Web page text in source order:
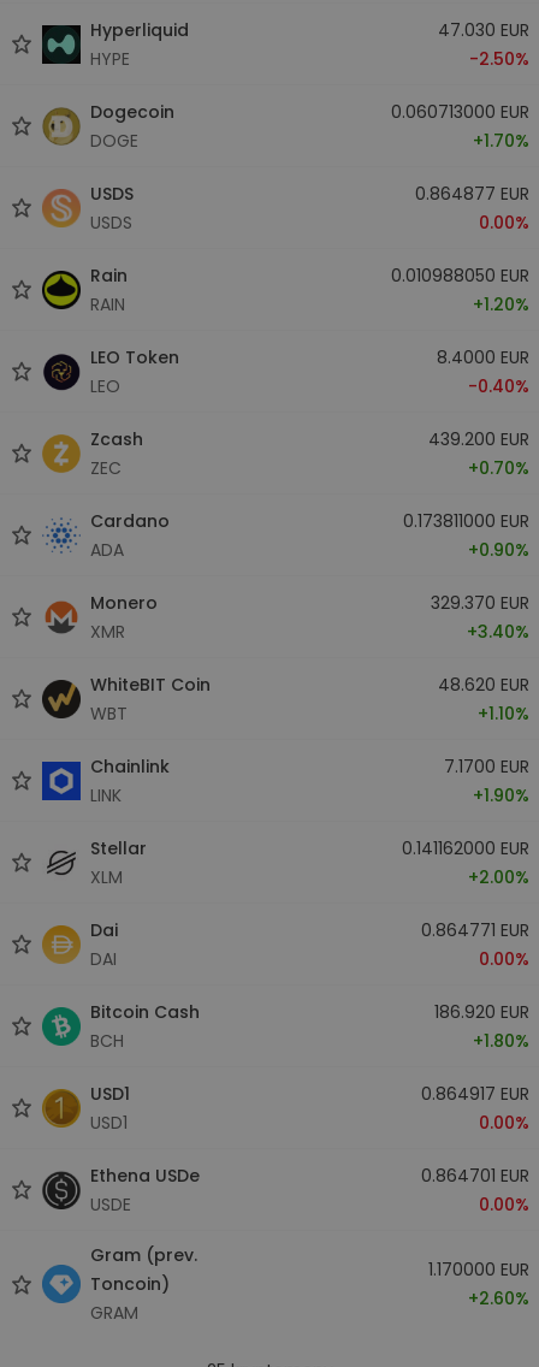
Hyperliquid
HYPE
47.030 EUR
-2.50%
Dogecoin
DOGE
0.060713000 EUR
+1.70%
USDS
USDS
0.864877 EUR
0.00%
Rain
RAIN
0.010988050 EUR
+1.20%
LEO Token
LEO
8.4000 EUR
-0.40%
Zcash
ZEC
439.200 EUR
+0.70%
Cardano
ADA
0.173811000 EUR
+0.90%
Monero
XMR
329.370 EUR
+3.40%
WhiteBIT Coin
WBT
48.620 EUR
+1.10%
Chainlink
LINK
7.1700 EUR
+1.90%
Stellar
XLM
0.141162000 EUR
+2.00%
Dai
DAI
0.864771 EUR
0.00%
Bitcoin Cash
BCH
186.920 EUR
+1.80%
USD1
USD1
0.864917 EUR
0.00%
Ethena USDe
USDE
0.864701 EUR
0.00%
Gram (prev.
Toncoin)
GRAM
1.170000 EUR
+2.60%